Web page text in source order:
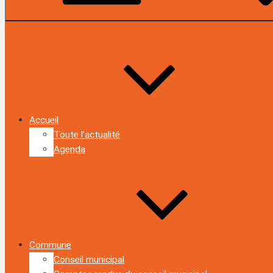
Accueil
Toute l’actualité
Agenda
Commune
Conseil municipal